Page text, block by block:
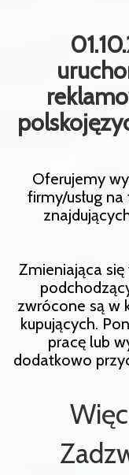
Oferujemy
firmy/usług
Zmieniająca
zwrócone są w
kupujących.
pracę lub
dodatkowo